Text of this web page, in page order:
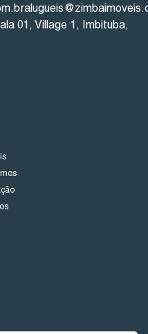
01, Village 1, Imbituba,